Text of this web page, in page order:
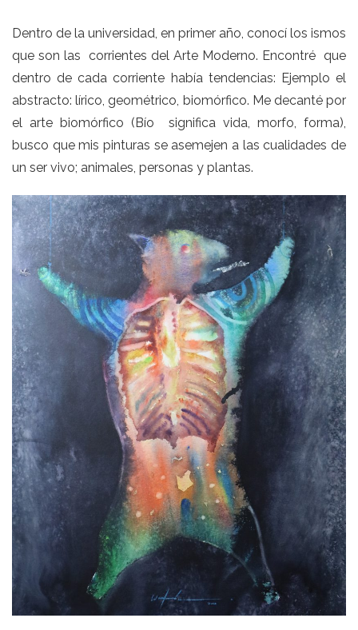
Dentro de la universidad, en primer año, conocí los ismos
que son las corrientes del Arte Moderno. Encontré que
dentro de cada corriente había tendencias: Ejemplo el
abstracto: lírico, geométrico, biomórfico. Me decanté por
el arte biomórfico (Bío significa vida, morfo, forma),
busco que mis pinturas se asemejen a las cualidades de
un ser vivo; animales, personas y plantas.